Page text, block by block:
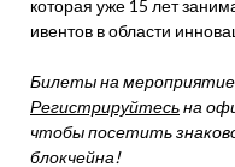
которая уже 15 лет
ивентов в области
Билеты на
Регистрируйтесьна
чтобы посетить
блокчейна!